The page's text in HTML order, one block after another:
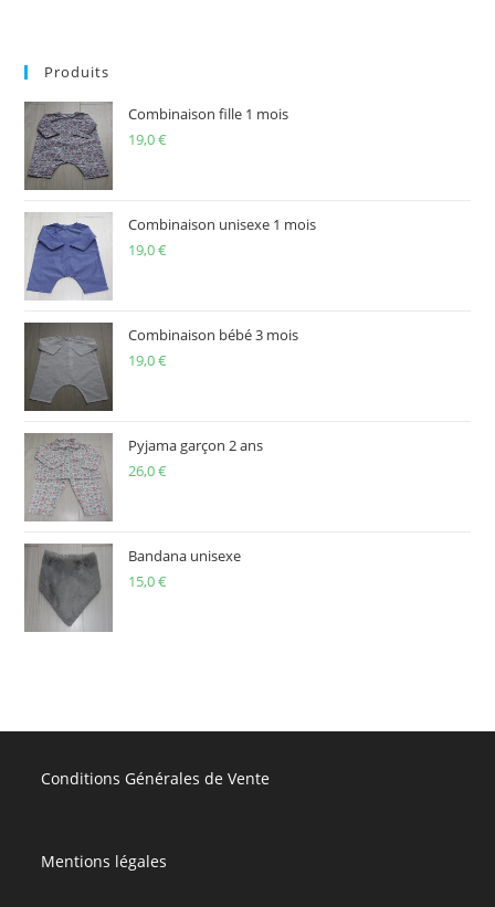
Produits
Combinaison fille 1 mois
19,0€
Combinaison unisexe 1 mois
19,0€
Combinaison bébé 3 mois
19,0€
Pyjama garçon 2 ans
26,0€
Bandana unisexe
15,0€
Conditions Générales de Vente
Mentions légales